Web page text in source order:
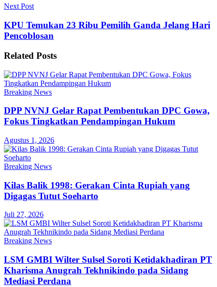
Next Post
KPU Temukan 23 Ribu Pemilih Ganda Jelang Hari
Pencoblosan
Related Posts
Breaking News
DPP NVNJ Gelar Rapat Pembentukan DPC Gowa,
Fokus Tingkatkan Pendampingan Hukum
Agustus 1, 2026
Breaking News
Kilas Balik 1998: Gerakan Cinta Rupiah yang
Digagas Tutut Soeharto
Juli 27, 2026
Breaking News
LSM GMBI Wilter Sulsel Soroti Ketidakhadiran PT
Kharisma Anugrah Tekhnikindo pada Sidang
Mediasi Perdana